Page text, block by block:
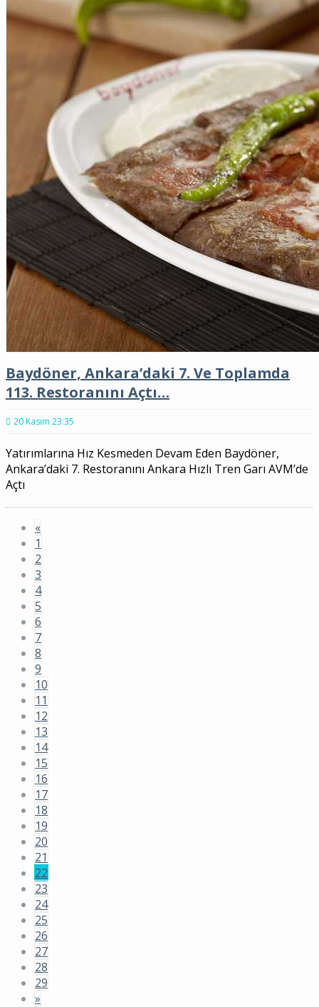
Baydöner, Ankara’daki 7. Ve Toplamda
113. Restoranını Açtı…
20 Kasım 23:35
Yatırımlarına Hız Kesmeden Devam Eden Baydöner,
Ankara’daki 7. Restoranını Ankara Hızlı Tren Garı AVM’de
Açtı
«
1
2
3
4
5
6
7
8
9
10
11
12
13
14
15
16
17
18
19
20
21
22
23
24
25
26
27
28
29
»